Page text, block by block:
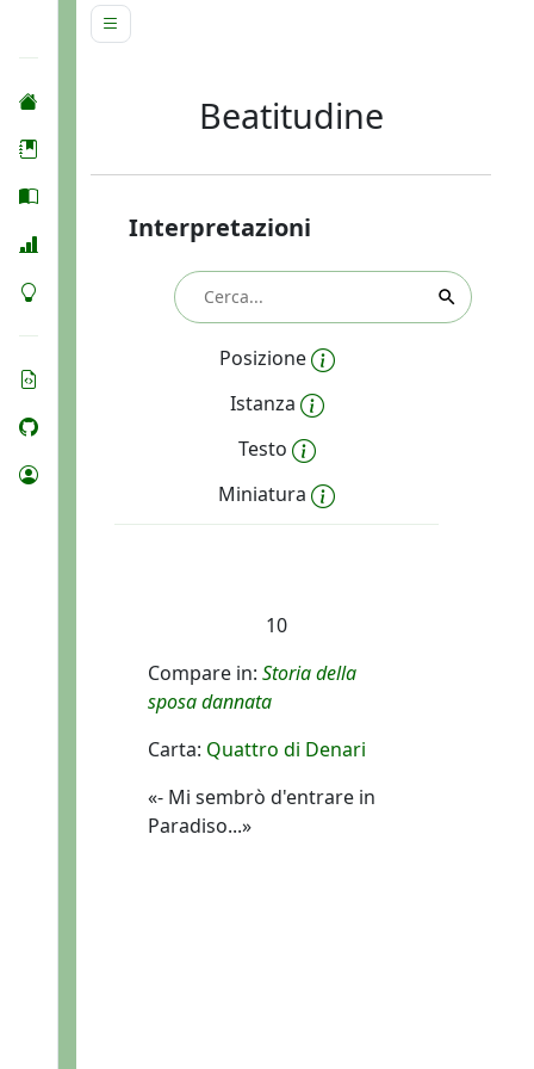
Beatitudine
Interpretazioni
Posizione
Istanza
Testo
Miniatura
10
Compare in: Storia della
sposa dannata
Carta: Quattro di Denari
«- Mi sembrò d'entrare in
Paradiso...»